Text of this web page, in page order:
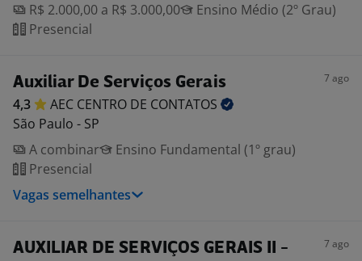
R$ 2.000,00 a R$ 3.000,00
Ensino Médio (2º Grau)
Presencial
Auxiliar De Serviços Gerais 7 ago
4,3 AEC CENTRO DE CONTATOS
São Paulo - SP
A combinar
Ensino Fundamental (1º grau)
Presencial
Vagas semelhantes
AUXILIAR DE SERVIÇOS GERAIS II -
7 ago